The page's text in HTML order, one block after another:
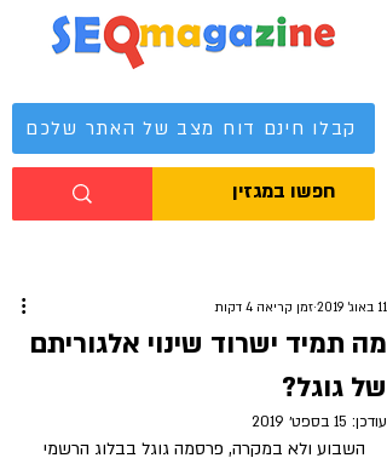
מגזין קידום אתרים
קבלו חינם דוח מצב של האתר שלכם
מה תמיד ישרוד שינוי אלגוריתם
של גוגל?
11 באוג׳ 2019 זמן קריאה 4 דקות
עודכן: 15 בספט׳ 2019
השבוע ולא במקרה, פרסמה גוגל בבלוג הרשמי